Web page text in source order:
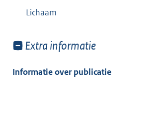
van:
Lichaam
Toon
van:
Extra informatie
Informatie over publicatie